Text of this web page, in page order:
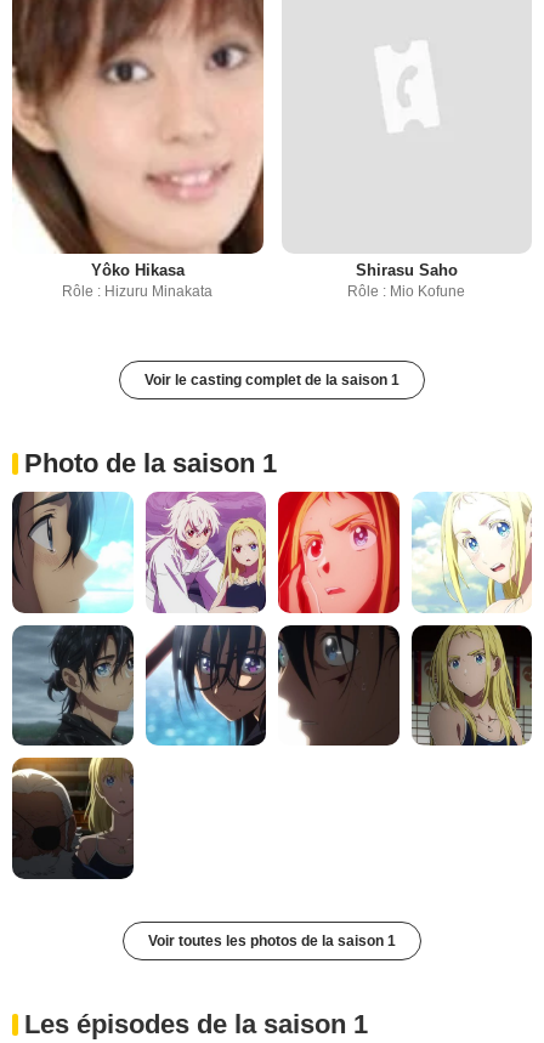
Yôko Hikasa
Rôle : Hizuru Minakata
Shirasu Saho
Rôle : Mio Kofune
Voir le casting complet de la saison 1
Photo de la saison 1
Voir toutes les photos de la saison 1
Les épisodes de la saison 1